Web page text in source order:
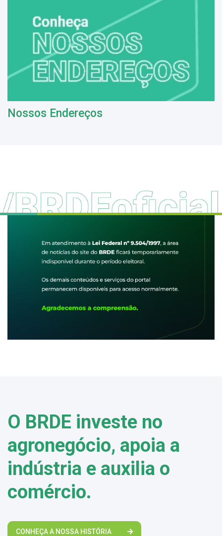
Nossos Endereços
O BRDE investe no
agronegócio, apoia a
indústria e auxilia o
comércio.
CONHEÇA A NOSSA HISTÓRIA